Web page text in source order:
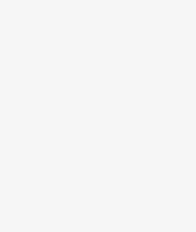
efficacement.
pour Éviers et Lavabos
méthodes pour déboucher les
le nettoyage haute pression,
et les solutions chimiques.
en fonction de la gravité du
concerné, assurant une
situation.
dans les Éviers
dans vos éviers et lavabos à Vigny,
telles que l’utilisation de